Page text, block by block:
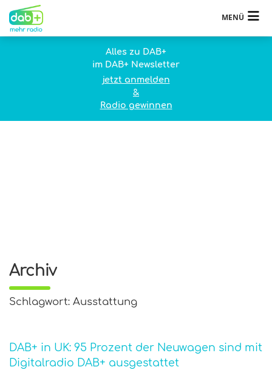
MENÜ
Alles zu DAB+
im DAB+ Newsletter
jetzt anmelden
&
Radio gewinnen
Archiv
Schlagwort: Ausstattung
DAB+ in UK: 95 Prozent der Neuwagen sind mit
Digitalradio DAB+ ausgestattet